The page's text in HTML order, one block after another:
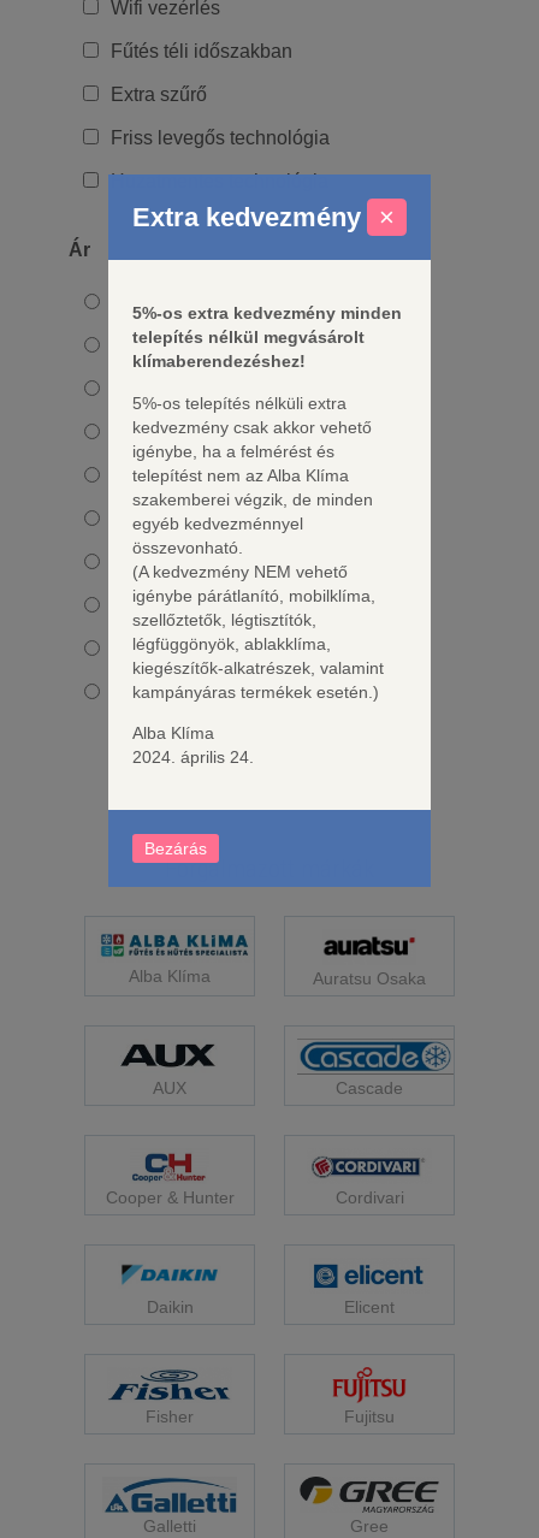
Wifi vezérlés
Fűtés téli időszakban
Extra szűrő
Friss levegős technológia
Huzatmentes technológia
Ár
Mindegy
0 - 100 ezer Ft
200 - 300 ezer Ft
300 - 400 ezer Ft
400 - 500 ezer Ft
500 - 600 ezer Ft
600 - 700 ezer Ft
700 - 800 ezer Ft
800 - 900 ezer Ft
Forgalmazott márkák
Alba Klíma Auratsu Osaka
AUX Cascade
Cooper & Hunter Cordivari
Daikin Elicent
Fisher Fujitsu
Galletti Gree
Extra kedvezmény ×
5%-os extra kedvezmény minden
telepítés nélkül megvásárolt
klímaberendezéshez!
5%-os telepítés nélküli extra
kedvezmény csak akkor vehető
igénybe, ha a felmérést és
telepítést nem az Alba Klíma
szakemberei végzik, de minden
egyéb kedvezménnyel
összevonható.
(A kedvezmény NEM vehető
igénybe párátlanító, mobilklíma,
szellőztetők, légtisztítók,
légfüggönyök, ablakklíma,
kiegészítők-alkatrészek, valamint
kampányáras termékek esetén.)
Alba Klíma
2024. április 24.
Bezárás